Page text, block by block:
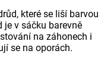
které se liší barvou
v sáčku barevně
na záhonech i
se na oporách.